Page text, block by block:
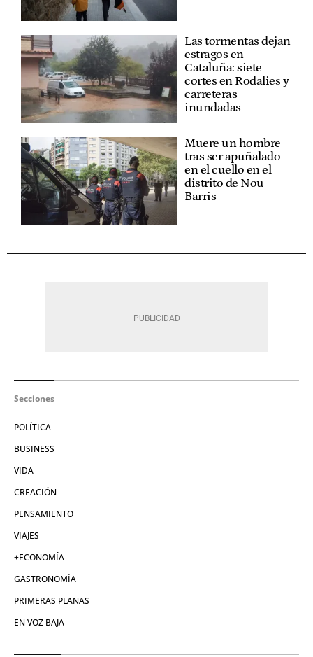
Las tormentas dejan
estragos en
Cataluña: siete
cortes en Rodalies y
carreteras
inundadas
Muere un hombre
tras ser apuñalado
en el cuello en el
distrito de Nou
Barris
Secciones
POLÍTICA
BUSINESS
VIDA
CREACIÓN
PENSAMIENTO
VIAJES
+ECONOMÍA
GASTRONOMÍA
PRIMERAS PLANAS
EN VOZ BAJA